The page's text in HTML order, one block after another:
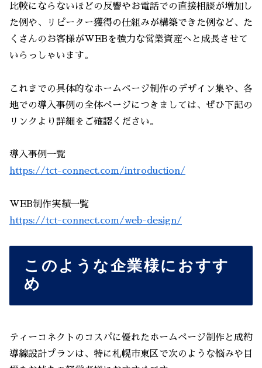
比較にならないほどの反響やお電話での直接相談が増加し
た例や、リピーター獲得の仕組みが構築できた例など、た
くさんのお客様がWEBを強力な営業資産へと成長させて
いらっしゃいます。
これまでの具体的なホームページ制作のデザイン集や、各
地での導入事例の全体ページにつきましては、ぜひ下記の
リンクより詳細をご確認ください。
導入事例一覧
https://tct-connect.com/introduction/
WEB制作実績一覧
https://tct-connect.com/web-design/
このような企業様におすす
め
ティーコネクトのコスパに優れたホームページ制作と成約
導線設計プランは、特に札幌市東区で次のような悩みや目